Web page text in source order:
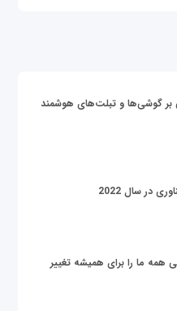
بر گوشی‌ها و تبلت‌های هوشمند
همه ما را برای همیشه تغییر